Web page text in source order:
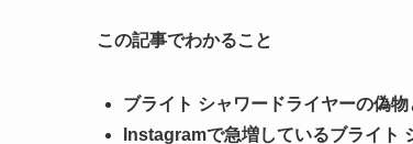
この記事でわかること
ブライト シャワードライヤーの偽
Instagramで急増しているブライト